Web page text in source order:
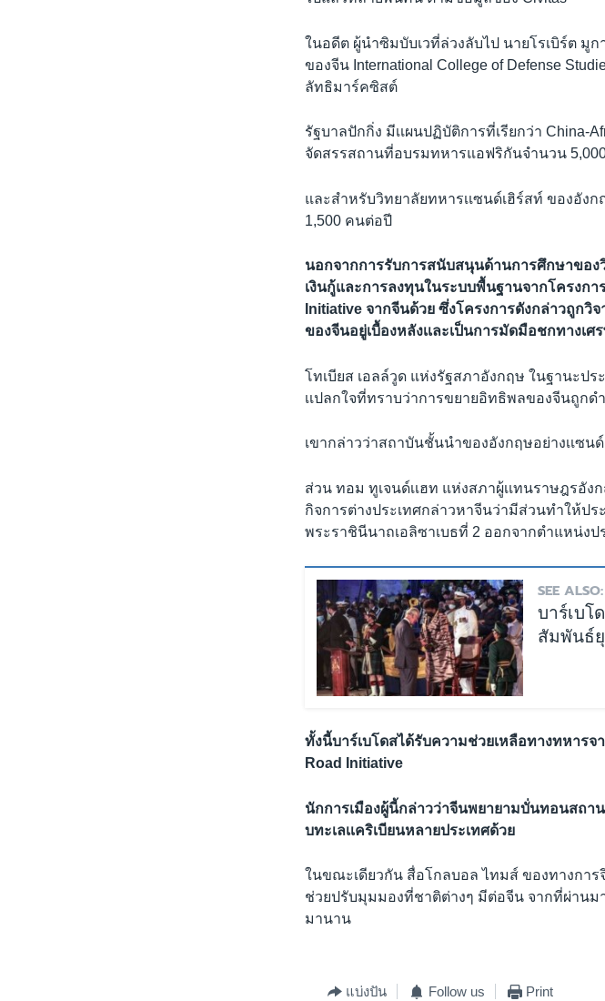
ในอดีต ผู้นำซิมบับเวที่ล่วงลับไป นายโรเบิร์ต มู
ของจีน International College of Defense
ลัทธิมาร์คซิสต์
รัฐบาลปักกิ่ง มีเเผนปฏิบัติการที่เรียกว่า China-
จัดสรรสถานที่อบรมทหารแอฟริกันจำนวน
และสำหรับวิทยาลัยทหารเเซนด์เฮิร์สท์ ของอังก
1,500 คนต่อปี
นอกจากการรับการสนับสนุนด้านการศึกษาของ
เงินกู้และการลงทุนในระบบพื้นฐานจากโครงก
Initiative จากจีนด้วย ซึ่งโครงการดังกล่าวถูกวิ
ของจีนอยู่เบื้องหลังเเละเป็นการมัดมือชกทางเศ
โทเบียส เอลล์วูด แห่งรัฐสภาอังกฤษ ในฐานะป
เเปลกใจที่ทราบว่าการขยายอิทธิพลของจีนถูก
เขากล่าวว่าสถาบันชั้นนำของอังกฤษอย่างเเซ
ส่วน ทอม ทูเจนด์เเฮท แห่งสภาผู้เเทนราษฎรอั
กิจการต่างประเทศกล่าวหาจีนว่ามีส่วนทำให้ปร
พระราชินีนาถเอลิซาเบธที่ 2 ออกจากตำแหน่ง
SEE ALSO:
บาร์เบโ
สัมพันธ์
ทั้งนี้บาร์เบโดสได้รับความช่วยเหลือทางทหาร
Road Initiative
นักการเมืองผู้นี้กล่าวว่าจีนพยายามบั่นทอนสถา
บทะเลเเคริเบียนหลายประเทศด้วย
ในขณะเดียวกัน สื่อโกลบอล ไทมส์ ของทางกา
ช่วยปรับมุมมองที่ชาติต่างๆ มีต่อจีน จากที่ผ่าน
มานาน
แบ่งปัน Follow us Print